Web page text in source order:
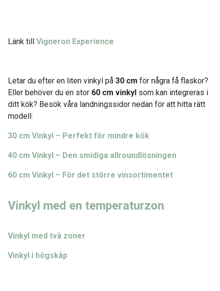
Länk till Vigneron Experience
Letar du efter en liten vinkyl på 30 cm för några få flaskor?
Eller behöver du en stor 60 cm vinkyl som kan integreras i
ditt kök? Besök våra landningssidor nedan för att hitta rätt
modell:
30 cm Vinkyl – Perfekt för mindre kök
40 cm Vinkyl – Den smidiga allroundlösningen
60 cm Vinkyl – För det större vinsortimentet
Vinkyl med en temperaturzon
Vinkyl med två zoner
Vinkyl i högskåp